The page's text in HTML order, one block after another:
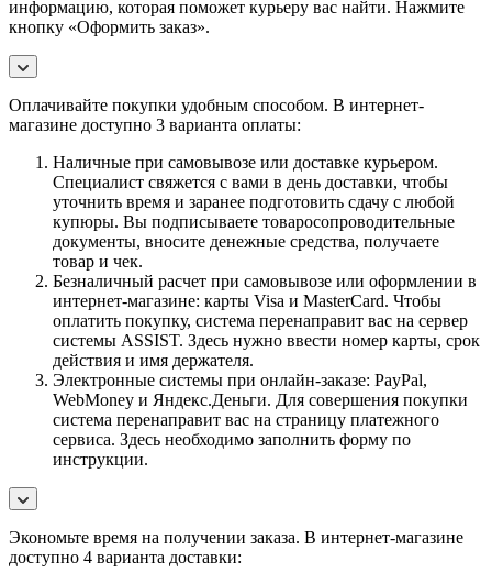
информацию, которая поможет курьеру вас найти. Нажмите
кнопку «Оформить заказ».
Оплачивайте покупки удобным способом. В интернет-
магазине доступно 3 варианта оплаты:
Наличные при самовывозе или доставке курьером.
Специалист свяжется с вами в день доставки, чтобы
уточнить время и заранее подготовить сдачу с любой
купюры. Вы подписываете товаросопроводительные
документы, вносите денежные средства, получаете
товар и чек.
Безналичный расчет при самовывозе или оформлении в
интернет-магазине: карты Visa и MasterCard. Чтобы
оплатить покупку, система перенаправит вас на сервер
системы ASSIST. Здесь нужно ввести номер карты, срок
действия и имя держателя.
Электронные системы при онлайн-заказе: PayPal,
WebMoney и Яндекс.Деньги. Для совершения покупки
система перенаправит вас на страницу платежного
сервиса. Здесь необходимо заполнить форму по
инструкции.
Экономьте время на получении заказа. В интернет-магазине
доступно 4 варианта доставки: